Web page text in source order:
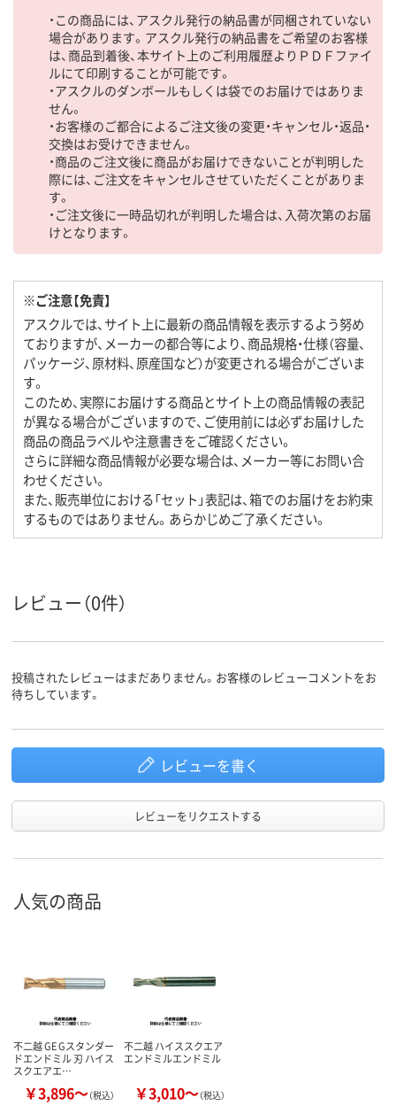
・この商品には、アスクル発行の納品書が同梱されていない
場合があります。アスクル発行の納品書をご希望のお客様
は、商品到着後、本サイト上のご利用履歴よりＰＤＦファイ
ルにて印刷することが可能です。
・アスクルのダンボールもしくは袋でのお届けではありま
せん。
・お客様のご都合によるご注文後の変更・キャンセル・返品・
交換はお受けできません。
・商品のご注文後に商品がお届けできないことが判明した
際には、ご注文をキャンセルさせていただくことがありま
す。
・ご注文後に一時品切れが判明した場合は、入荷次第のお届
けとなります。
※ご注意【免責】
アスクルでは、サイト上に最新の商品情報を表示するよう努め
ておりますが、メーカーの都合等により、商品規格・仕様（容量、
パッケージ、原材料、原産国など）が変更される場合がございま
す。
このため、実際にお届けする商品とサイト上の商品情報の表記
が異なる場合がございますので、ご使用前には必ずお届けした
商品の商品ラベルや注意書きをご確認ください。
さらに詳細な商品情報が必要な場合は、メーカー等にお問い合
わせください。
また、販売単位における「セット」表記は、箱でのお届けをお約束
するものではありません。あらかじめご了承ください。
レビュー（0件）
投稿されたレビューはまだありません。お客様のレビューコメントをお
待ちしています。
レビューを書く
レビューをリクエストする
人気の商品
不二越 GE Gスタンダー
ドエンドミル 刃 ハイス
スクエアエ…
￥3,896～（税込）
不二越 ハイススクエア
エンドミルエンドミル
￥3,010～（税込）